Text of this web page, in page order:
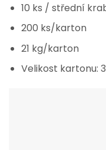
10 ks / střední
200 ks/karton
21 kg/karton
Velikost kartonu: